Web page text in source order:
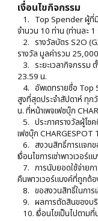
เงื่อนไขกิจกรรม
1. Top Spender ผู้ที่มี
จำนวน 10 ท่าน (ท่านละ 1
2. รางวัลบัตร S2O
รางวัล มูลค่ารวม
3. ระยะเวลากิจกรรม
23.59 น.
4. อัพเดทรายชื่อ Top
สูงที่สุดประจำสัปดาห์ ทุก
น. ที่หน้าเพจเฟซบุ๊ก
5. ประกาศรางวัลผู้โช
เฟซบุ๊ก
6. สงวนสิทธิ์การแจกข
เงื่อนไขการเช่าพาวเวอร์แ
7. การนับยอดใช้จ่ายกา
คืนพาวเวอร์แบงค์ที่ถูกต้
8. ขอสงวนสิทธิ์ในการ
9. ผลการตัดสินของบ
10. เงื่อนไขเป็นไปตาม